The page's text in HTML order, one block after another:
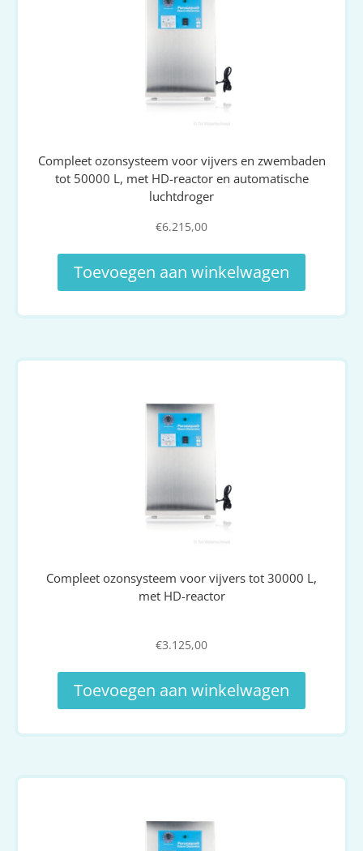
Compleet ozonsysteem voor vijvers en zwembaden
tot 50000 L, met HD-reactor en automatische
luchtdroger
€6.215,00
Toevoegen aan winkelwagen
Compleet ozonsysteem voor vijvers tot 30000 L,
met HD-reactor
€3.125,00
Toevoegen aan winkelwagen